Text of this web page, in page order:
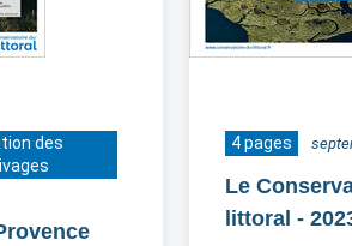
des
4 pages
Le
littoral-